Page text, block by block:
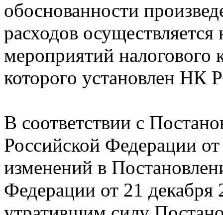
обоснованности
расходов
мероприятий налогового
которого установлен НК
В соответствии с
Российской Федерации
изменений в
Федерации от 21